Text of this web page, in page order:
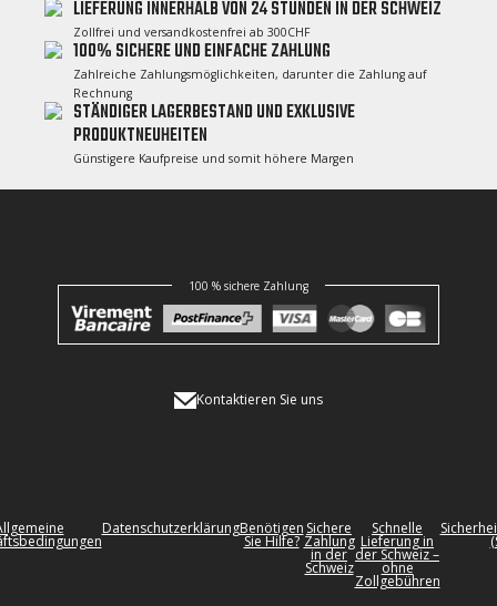
LIEFERUNG INNERHALB VON 24 STUNDEN IN DER SCHWEIZ
Zollfrei und versandkostenfrei ab 300CHF
100% SICHERE UND EINFACHE ZAHLUNG
Zahlreiche Zahlungsmöglichkeiten, darunter die Zahlung auf
Rechnung
STÄNDIGER LAGERBESTAND UND EXKLUSIVE
PRODUKTNEUHEITEN
Günstigere Kaufpreise und somit höhere Margen
100 % sichere Zahlung
Kontaktieren Sie uns
DatenschutzerklärungBenötigen
Sie Hilfe?
Sichere
Zahlung
in der
Schweiz
Schnelle
Lieferung in
der Schweiz –
ohne
Zollgebühren